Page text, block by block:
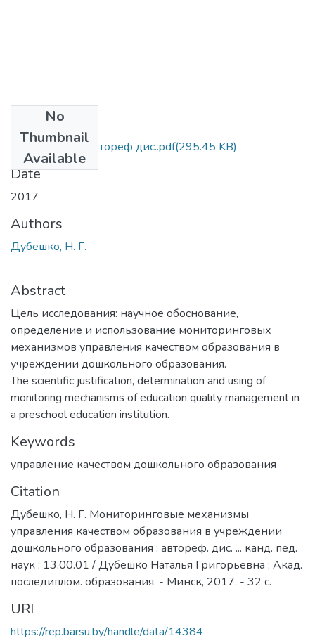
No
Thumbnail
Available
Дубешко Н. Г. автореф дис..pdf(295.45 KB)
Date
2017
Authors
Дубешко, Н. Г.
Abstract
Цель исследования: научное обоснование,
определение и использование мониторинговых
механизмов управления качеством образования в
учреждении дошкольного образования.
The scientific justification, determination and using of
monitoring mechanisms of education quality management in
a preschool education institution.
Keywords
управление качеством дошкольного образования
Citation
Дубешко, Н. Г. Мониторинговые механизмы
управления качеством образования в учреждении
дошкольного образования : автореф. дис. ... канд. пед.
наук : 13.00.01 / Дубешко Наталья Григорьевна ; Акад.
последиплом. образования. - Минск, 2017. - 32 с.
URI
https://rep.barsu.by/handle/data/14384